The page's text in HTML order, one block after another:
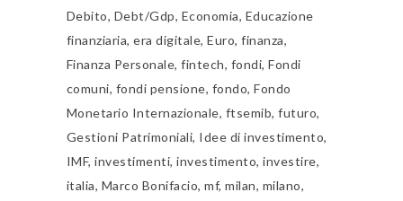
Debito, Debt/Gdp, Economia, Educazione
finanziaria,era digitale,Euro,finanza,
Finanza Personale,fintech, fondi,Fondi
comuni, fondi pensione, fondo,Fondo
Monetario Internazionale, ftsemib,futuro,
Gestioni Patrimoniali, Idee di investimento,
IMF,investimenti,investimento,investire,
italia, Marco Bonifacio,mf,milan, milano,